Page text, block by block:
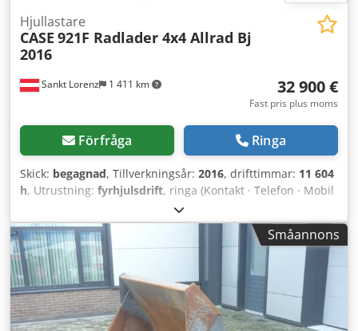
Sankt Lorenz 1 411 km
Hjullastare
CASE 921F Radlader 4x4 Allrad Bj
2016
32 900 €
Fast pris plus moms
Förfråga Ringa
Skick: begagnad, Tillverkningsår: 2016, drifttimmar: 11 604
h, Utrustning: fyrhjulsdrift, ringa (Kontakt · Telefon · Mobil
· WhatsApp) * Case 921F hjullastare 4x4 fyrhjulsdrift *
Värme / luftkonditionering * Tillverkningsår: 2016 *
Chassinummer: FNH921F1NGHE12139 * Effekt: 190 kW *
Egenvikt: 19 680 kg * Totalvikt: 21 600 kg Crjdekq Amfspfx
Agxjf * Timmar: 11 604 * 3 stycken finns tillgängliga * Pris
på förfrågan * Alla uppgifter utan garanti
Småannons